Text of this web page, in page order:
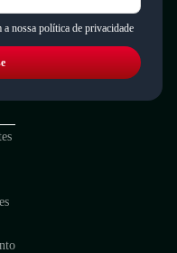
nossa política de privacidade